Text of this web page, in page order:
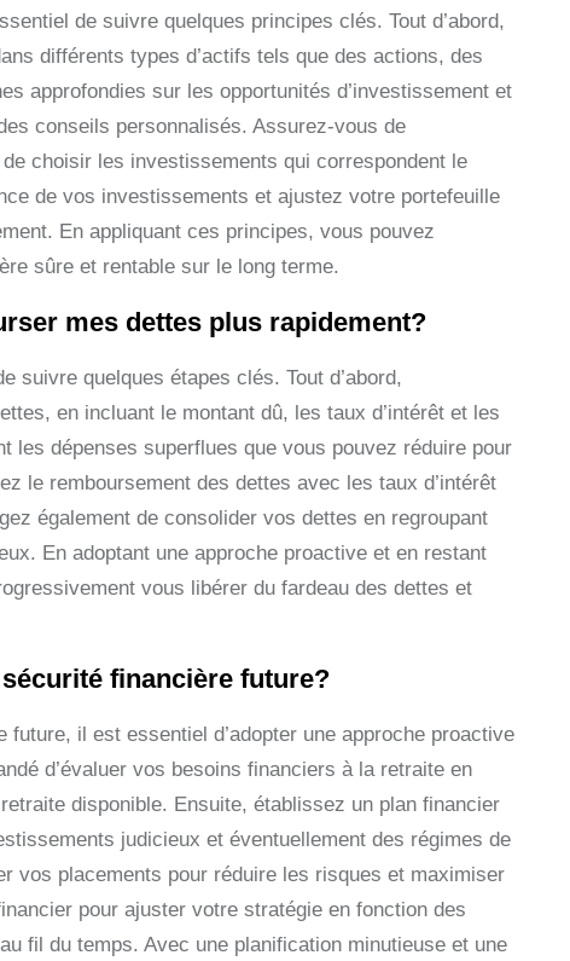
de suivre quelques principes clés. Tout d’abord,
différents types d’actifs tels que des actions, des
approfondies sur les opportunités d’investissement et
conseils personnalisés. Assurez-vous de
choisir les investissements qui correspondent le
de vos investissements et ajustez votre portefeuille
En appliquant ces principes, vous pouvez
sûre et rentable sur le long terme.
mes dettes plus rapidement?
suivre quelques étapes clés. Tout d’abord,
en incluant le montant dû, les taux d’intérêt et les
les dépenses superflues que vous pouvez réduire pour
le remboursement des dettes avec les taux d’intérêt
également de consolider vos dettes en regroupant
En adoptant une approche proactive et en restant
vous libérer du fardeau des dettes et
financière future?
il est essentiel d’adopter une approche proactive
d’évaluer vos besoins financiers à la retraite en
disponible. Ensuite, établissez un plan financier
judicieux et éventuellement des régimes de
vos placements pour réduire les risques et maximiser
pour ajuster votre stratégie en fonction des
fil du temps. Avec une planification minutieuse et une